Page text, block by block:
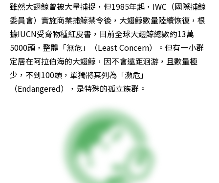
雖然大翅鯨曾被大量捕捉，但1985年起，IWC（國際捕鯨
委員會）實施商業捕鯨禁令後，大翅鯨數量陸續恢復，根
據IUCN受脅物種紅皮書，目前全球大翅鯨總數約13萬
5000頭，整體「無危」（Least Concern）。但有一小群
定居在阿拉伯海的大翅鯨，因不會遠距洄游，且數量極
少，不到100頭，單獨將其列為「瀕危」
（Endangered），是特殊的孤立族群。